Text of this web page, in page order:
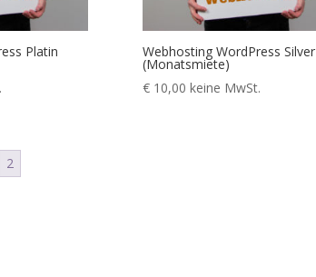
Platin Webhosting WordPress Silver
(Monatsmiete)
€10,00 keine MwSt.
2